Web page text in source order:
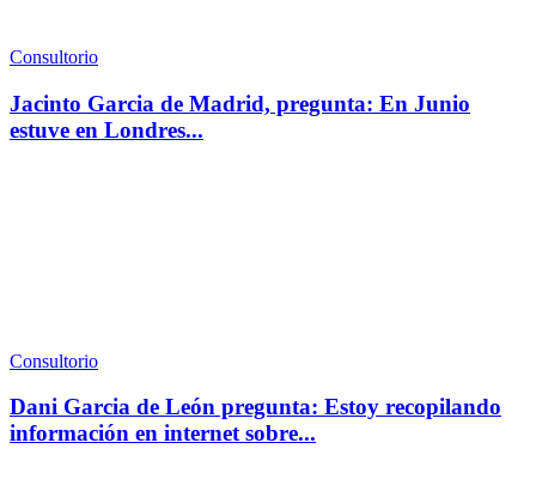
Consultorio
Jacinto Garcia de Madrid, pregunta: En Junio
estuve en Londres...
Consultorio
Dani Garcia de León pregunta: Estoy recopilando
información en internet sobre...